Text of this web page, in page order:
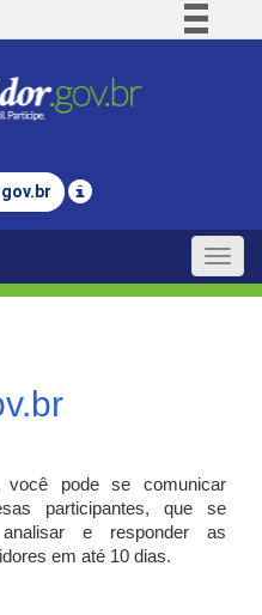
Comunica BR
Legislação
gov.br
Toggle
você pode se comunicar
participantes, que se
e responder as
em até 10 dias.